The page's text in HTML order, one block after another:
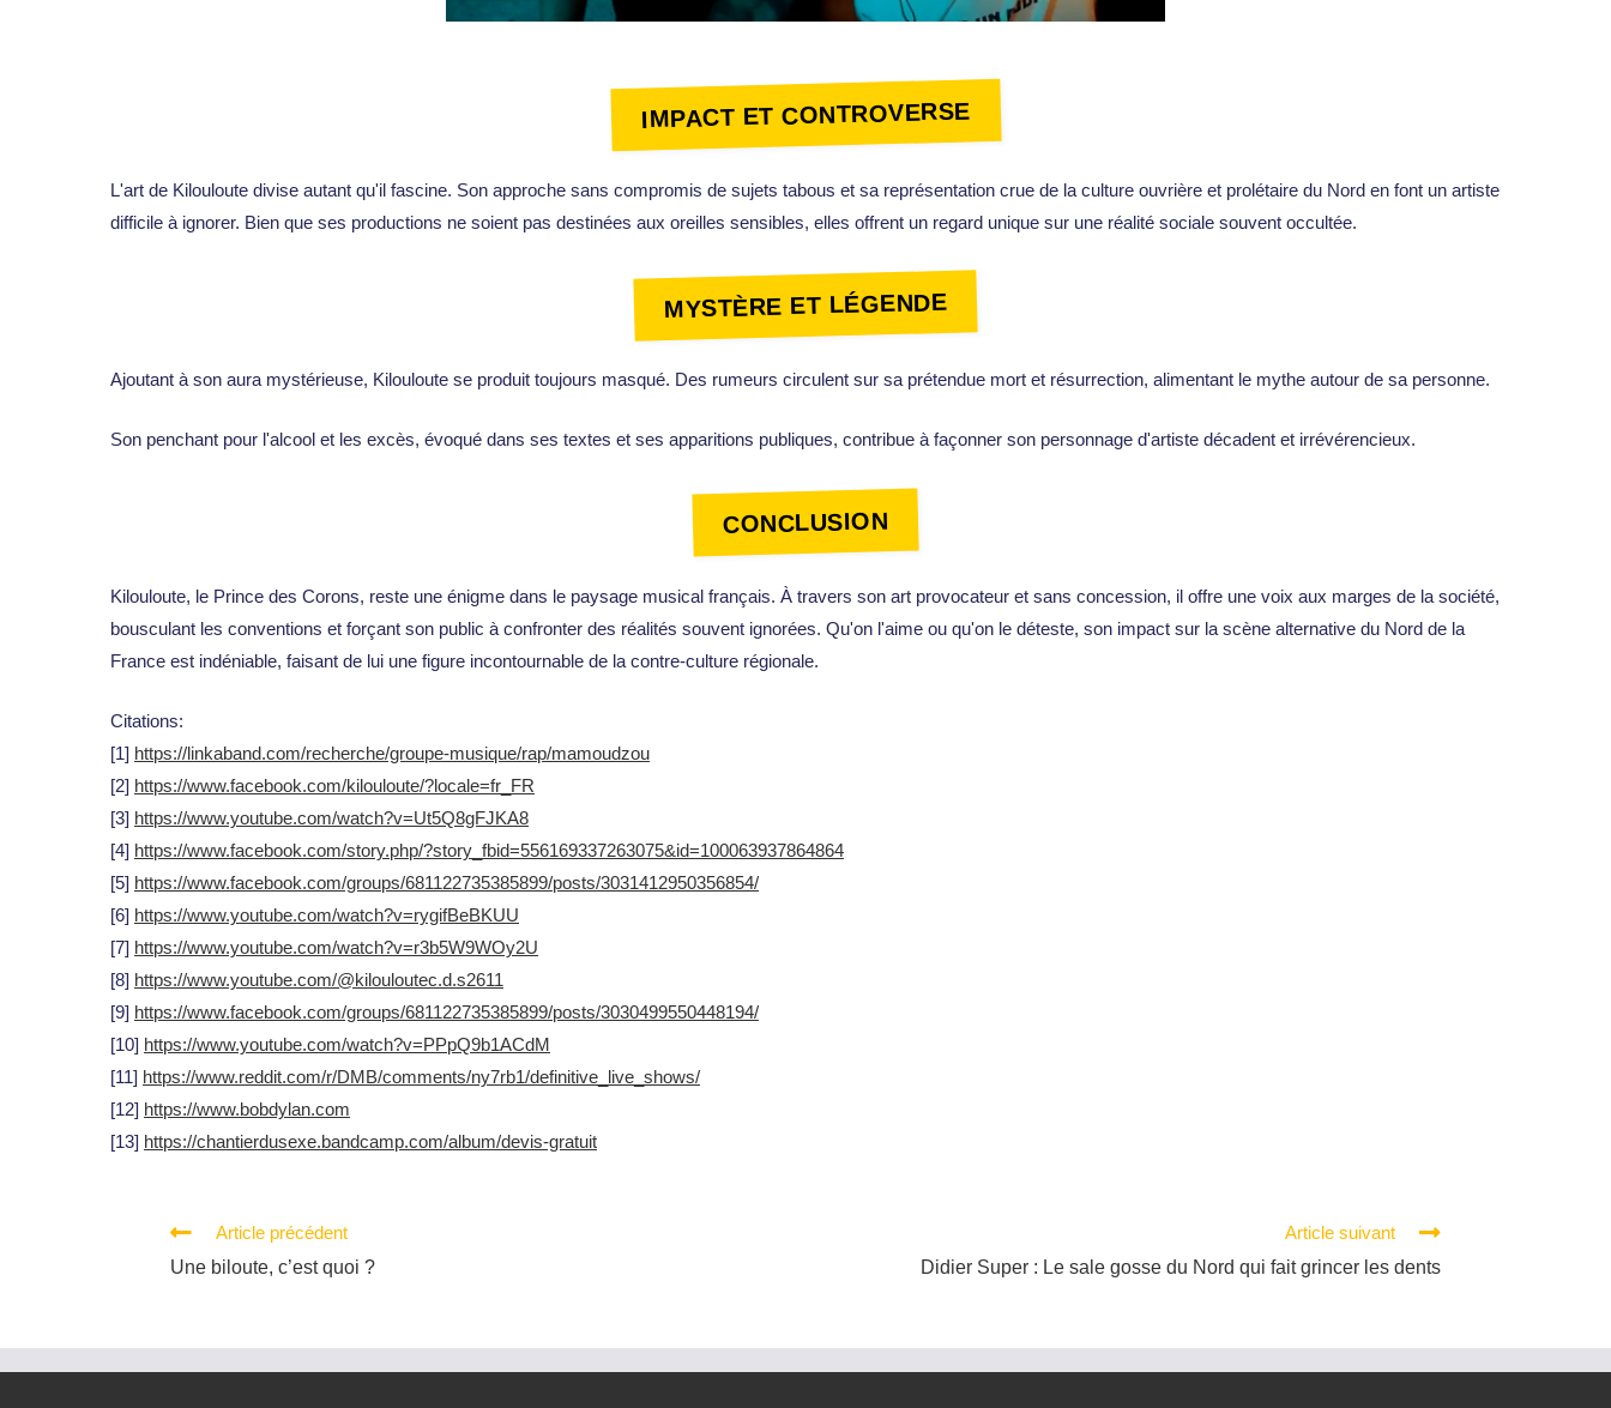
IMPACT ET CONTROVERSE
L'art de Kilouloute divise autant qu'il fascine. Son approche sans compromis de sujets tabous et sa représentation crue de la culture ouvrière et prolétaire du Nord en font un artiste
difficile à ignorer. Bien que ses productions ne soient pas destinées aux oreilles sensibles, elles offrent un regard unique sur une réalité sociale souvent occultée.
MYSTÈRE ET LÉGENDE
Ajoutant à son aura mystérieuse, Kilouloute se produit toujours masqué. Des rumeurs circulent sur sa prétendue mort et résurrection, alimentant le mythe autour de sa personne.
Son penchant pour l'alcool et les excès, évoqué dans ses textes et ses apparitions publiques, contribue à façonner son personnage d'artiste décadent et irrévérencieux.
CONCLUSION
Kilouloute, le Prince des Corons, reste une énigme dans le paysage musical français. À travers son art provocateur et sans concession, il offre une voix aux marges de la société,
bousculant les conventions et forçant son public à confronter des réalités souvent ignorées. Qu'on l'aime ou qu'on le déteste, son impact sur la scène alternative du Nord de la
France est indéniable, faisant de lui une figure incontournable de la contre-culture régionale.
Citations:
[1] https://linkaband.com/recherche/groupe-musique/rap/mamoudzou
[2] https://www.facebook.com/kilouloute/?locale=fr_FR
[3] https://www.youtube.com/watch?v=Ut5Q8gFJKA8
[4] https://www.facebook.com/story.php/?story_fbid=556169337263075&id=100063937864864
[5] https://www.facebook.com/groups/681122735385899/posts/3031412950356854/
[6] https://www.youtube.com/watch?v=rygifBeBKUU
[7] https://www.youtube.com/watch?v=r3b5W9WOy2U
[8] https://www.youtube.com/@kilouloutec.d.s2611
[9] https://www.facebook.com/groups/681122735385899/posts/3030499550448194/
[10] https://www.youtube.com/watch?v=PPpQ9b1ACdM
[11] https://www.reddit.com/r/DMB/comments/ny7rb1/definitive_live_shows/
[12] https://www.bobdylan.com
[13] https://chantierdusexe.bandcamp.com/album/devis-gratuit
Article précédent
Une biloute, c’est quoi ?
Article suivant
Didier Super : Le sale gosse du Nord qui fait grincer les dents